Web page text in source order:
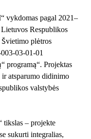
vykdomas pagal 2021–
Respublikos
plėtros
03-01-01
programą“. Projektas
atsparumo didinimo
valstybės
tikslas – projekte
sukurti integralias,